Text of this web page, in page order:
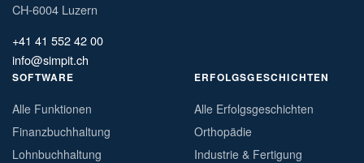
CH-6004 Luzern
+41 41 552 42 00
info@simpit.ch
SOFTWARE
Alle Funktionen
Finanzbuchhaltung
Lohnbuchhaltung
ERFOLGSGESCHICHTEN
Alle Erfolgsgeschichten
Orthopädie
Industrie & Fertigung